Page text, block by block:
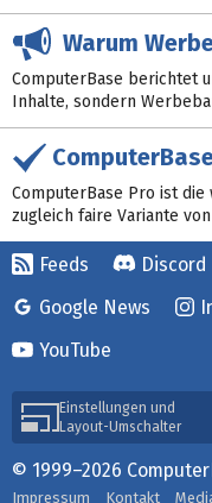
Warum
ComputerBase berichtet
Inhalte, sondern
ComputerBase Pro ist
zugleich faire Variante
Feeds Discord
Google News
YouTube
Einstellungen und
Layout-Umschalter
© 1999–2026
Impressum Kontakt